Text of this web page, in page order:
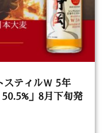
スティルＷ 5年
」8月下旬発